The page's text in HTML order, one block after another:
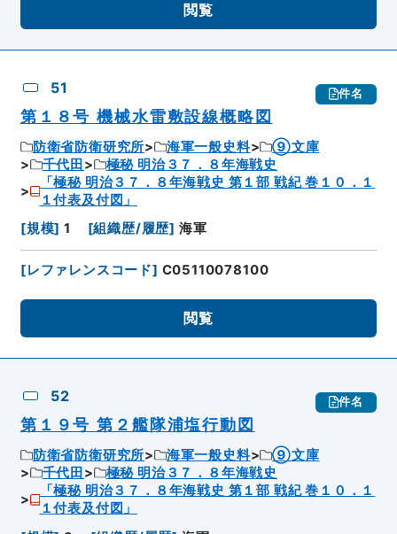
閲覧
51 件名
第１８号 機械水雷敷設線概略図
防衛省防衛研究所 海軍一般史料
⑨文庫
千代田
極秘 明治３７．８年海戦史
「極秘 明治３７．８年海戦史 第１部 戦紀 巻１０．１
１付表及付図」
[規模] 1 [組織歴/履歴] 海軍
[レファレンスコード] C05110078100
閲覧
52 件名
第１９号 第２艦隊浦塩行動図
防衛省防衛研究所 海軍一般史料
⑨文庫
千代田
極秘 明治３７．８年海戦史
「極秘 明治３７．８年海戦史 第１部 戦紀 巻１０．１
１付表及付図」